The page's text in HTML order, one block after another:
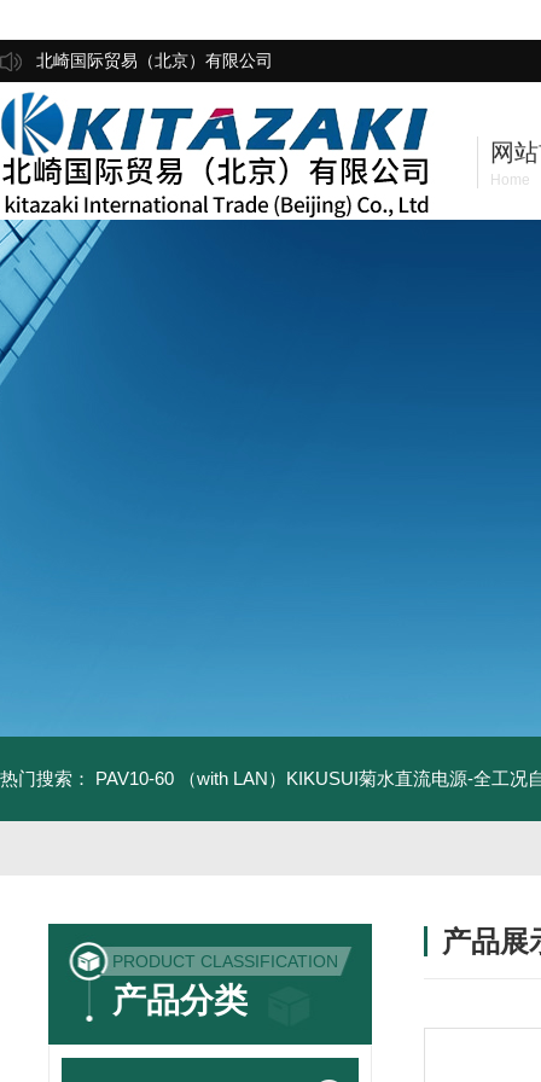
北崎国际贸易（北京）有限公司
网
Home
热门搜索： PAV10-60 （with LAN）KIKUSUI菊水直流电源-全工况
PRODUCT CLASSIFICATION
产品分类
产品展